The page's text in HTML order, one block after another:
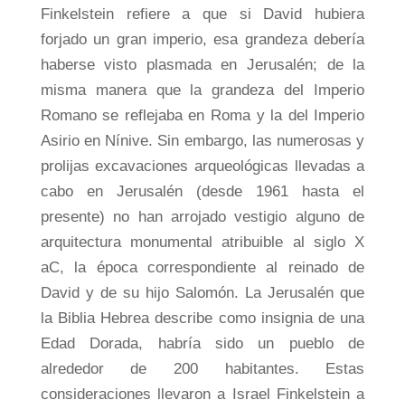
Finkelstein refiere a que si David hubiera
forjado un gran imperio, esa grandeza debería
haberse visto plasmada en Jerusalén; de la
misma manera que la grandeza del Imperio
Romano se reflejaba en Roma y la del Imperio
Asirio en Nínive. Sin embargo, las numerosas y
prolijas excavaciones arqueológicas llevadas a
cabo en Jerusalén (desde 1961 hasta el
presente) no han arrojado vestigio alguno de
arquitectura monumental atribuible al siglo X
aC, la época correspondiente al reinado de
David y de su hijo Salomón. La Jerusalén que
la Biblia Hebrea describe como insignia de una
Edad Dorada, habría sido un pueblo de
alrededor de 200 habitantes. Estas
consideraciones llevaron a Israel Finkelstein a